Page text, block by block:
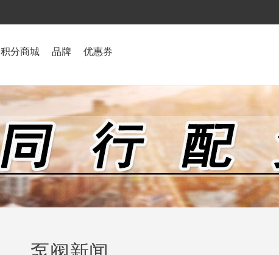
积分商城 品牌 优惠券